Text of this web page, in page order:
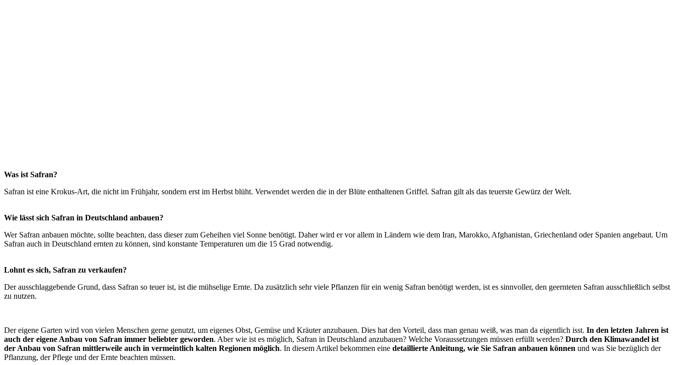
Was ist Safran?
Safran ist eine Krokus-Art, die nicht im Frühjahr, sondern erst im Herbst blüht. Verwendet werden die in der Blüte enthaltenen Griffel. Safran gilt als das teuerste Gewürz der Welt.
Wie lässt sich Safran in Deutschland anbauen?
Wer Safran anbauen möchte, sollte beachten, dass dieser zum Geheihen viel Sonne benötigt. Daher wird er vor allem in Ländern wie dem Iran, Marokko, Afghanistan, Griechenland oder Spanien angebaut. Um
Safran auch in Deutschland ernten zu können, sind konstante Temperaturen um die 15 Grad notwendig.
Lohnt es sich, Safran zu verkaufen?
Der ausschlaggebende Grund, dass Safran so teuer ist, ist die mühselige Ernte. Da zusätzlich sehr viele Pflanzen für ein wenig Safran benötigt werden, ist es sinnvoller, den geernteten Safran ausschließlich selbst
zu nutzen.
Der eigene Garten wird von vielen Menschen gerne genutzt, um eigenes Obst, Gemüse und Kräuter anzubauen. Dies hat den Vorteil, dass man genau weiß, was man da eigentlich isst. In den letzten Jahren ist
auch der eigene Anbau von Safran immer beliebter geworden. Aber wie ist es möglich, Safran in Deutschland anzubauen? Welche Voraussetzungen müssen erfüllt werden? Durch den Klimawandel ist
der Anbau von Safran mittlerweile auch in vermeintlich kalten Regionen möglich. In diesem Artikel bekommen eine detaillierte Anleitung, wie Sie Safran anbauen können und was Sie bezüglich der
Pflanzung, der Pflege und der Ernte beachten müssen.